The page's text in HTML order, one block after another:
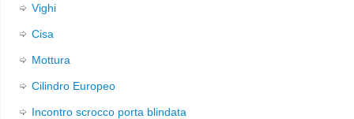
Vighi
Cisa
Mottura
Cilindro Europeo
Incontro scrocco porta blindata